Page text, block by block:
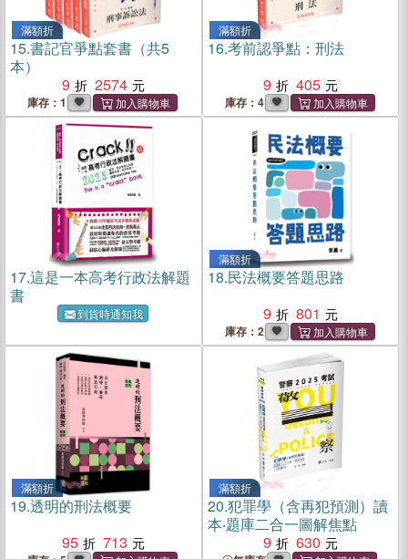
滿額折
15.書記官爭點套書（共5
本）
9
2574
庫存：1
滿額折
16.考前認爭點：刑法
9
405
庫存：4
17.這是一本高考行政法解題
書
到貨時通知我
滿額折
18.民法概要答題思路
9
801
庫存：2
滿額折
19.透明的刑法概要
95
713
滿額折
20.犯罪學（含再犯預測）讀
本‧題庫二合一圖解焦點
9
630